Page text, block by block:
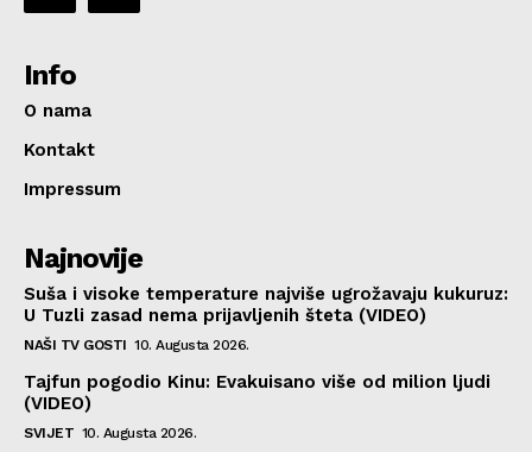
Info
O nama
Kontakt
Impressum
Najnovije
Suša i visoke temperature najviše ugrožavaju kukuruz:
U Tuzli zasad nema prijavljenih šteta (VIDEO)
NAŠI TV GOSTI 10. Augusta 2026.
Tajfun pogodio Kinu: Evakuisano više od milion ljudi
(VIDEO)
SVIJET 10. Augusta 2026.